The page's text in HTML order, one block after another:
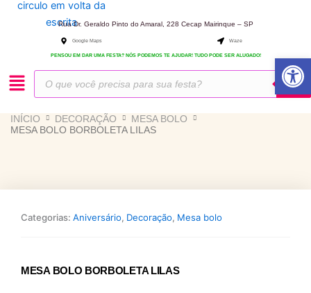
Abrir
Rua Dr. Geraldo Pinto do Amaral, 228 Cecap Mairinque – SP
Google Maps Waze
PENSOU EM DAR UMA FESTA? NÓS PODEMOS TE AJUDAR! TUDO PODE SER ALUGADO!
produtos
INÍCIO DECORAÇÃO
MESA BOLO
MESA BOLO BORBOLETA LILAS
Categorias: Aniversário, Decoração, Mesa bolo
MESA BOLO BORBOLETA LILAS